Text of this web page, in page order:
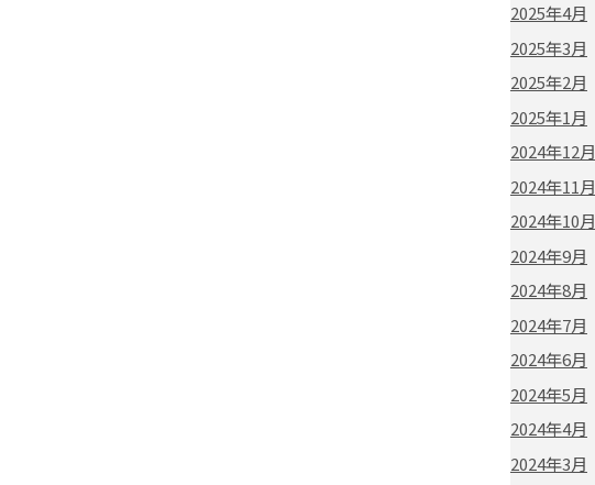
2025年4月
2025年3月
2025年2月
2025年1月
2024年12月
2024年11月
2024年10月
2024年9月
2024年8月
2024年7月
2024年6月
2024年5月
2024年4月
2024年3月